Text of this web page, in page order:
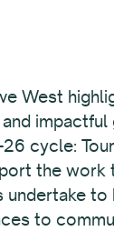
West
cycle:
the work
undertake to
to